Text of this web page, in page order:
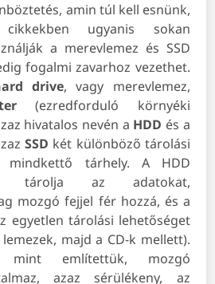
amin túl kell esnünk,
ugyanis sokan
a merevlemez és SSD
fogalmi zavarhoz vezethet.
drive, vagy merevlemez,
(ezredforduló környéki
hivatalos nevén a HDD és a
SSD két különböző tárolási
mindkettő tárhely. A HDD
tárolja az adatokat,
mozgó fejjel fér hozzá, és a
egyetlen tárolási lehetőséget
majd a CD-k mellett).
mint említettük, mozgó
azaz sérülékeny, az